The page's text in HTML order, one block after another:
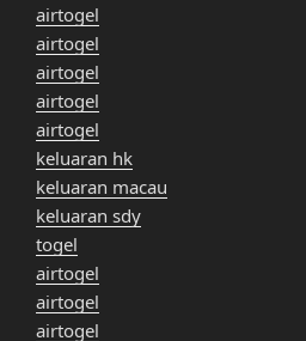
airtogel
airtogel
airtogel
airtogel
airtogel
keluaran hk
keluaran macau
keluaran sdy
togel
airtogel
airtogel
airtogel